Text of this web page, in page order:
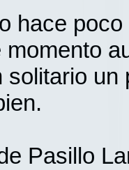
hace
momento
solitario
Pasillo